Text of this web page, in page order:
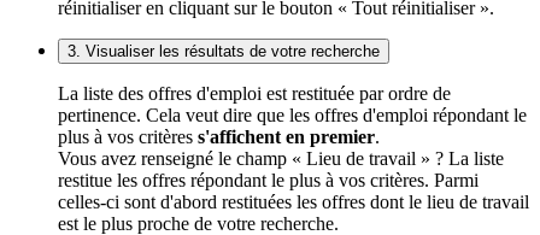
réinitialiser en cliquant sur le bouton « Tout réinitialiser ».
3. Visualiser les résultats de votre recherche
La liste des offres d'emploi est restituée par ordre de
pertinence. Cela veut dire que les offres d'emploi répondant le
plus à vos critères s'affichent en premier.
Vous avez renseigné le champ « Lieu de travail » ? La liste
restitue les offres répondant le plus à vos critères. Parmi
celles-ci sont d'abord restituées les offres dont le lieu de travail
est le plus proche de votre recherche.